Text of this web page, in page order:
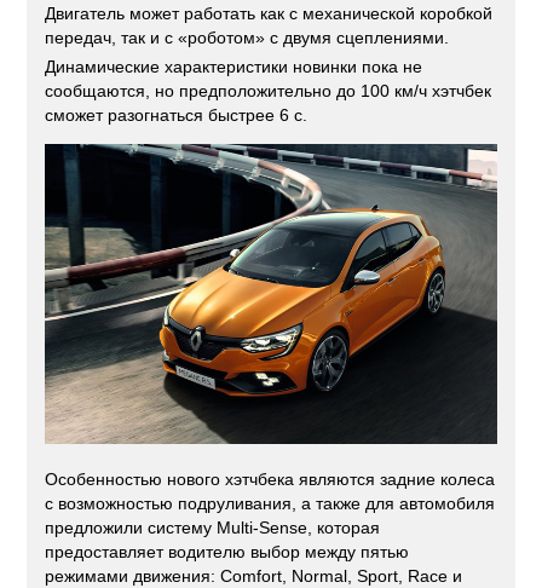
Двигатель может работать как с механической коробкой
передач, так и с «роботом» с двумя сцеплениями.
Динамические характеристики новинки пока не
сообщаются, но предположительно до 100 км/ч хэтчбек
сможет разогнаться быстрее 6 с.
Особенностью нового хэтчбека являются задние колеса
с возможностью подруливания, а также для автомобиля
предложили систему Multi-Sense, которая
предоставляет водителю выбор между пятью
режимами движения: Comfort, Normal, Sport, Race и